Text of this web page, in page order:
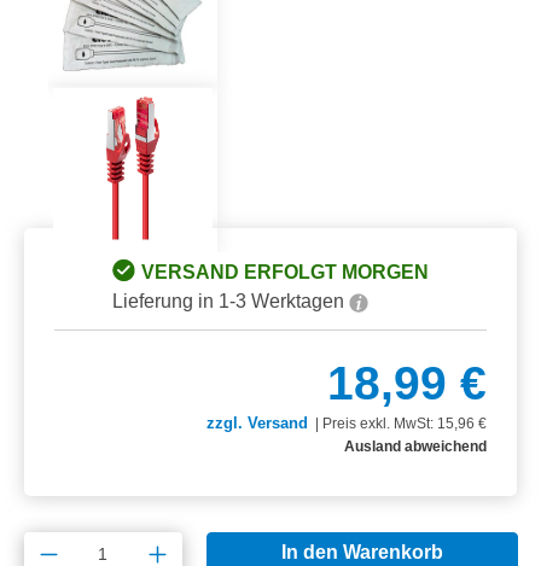
VERSAND ERFOLGT MORGEN
Lieferung in 1-3 Werktagen
18,99 €
zzgl. Versand
Preis exkl. MwSt: 15,96 €
Ausland abweichend
Produkt Anzahl: Gib den gewünschten
In den Warenkorb